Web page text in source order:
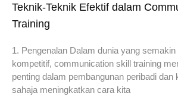
Teknik-Teknik Efektif dalam
Training
1. Pengenalan Dalam dunia yang
kompetitif, communication skill training
penting dalam pembangunan peribadi
sahaja meningkatkan cara kita